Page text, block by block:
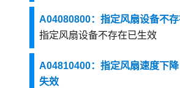
A04080800：指定风扇设备不
指定风扇设备不存在已生效
A04810400：指定风扇速度下
失效